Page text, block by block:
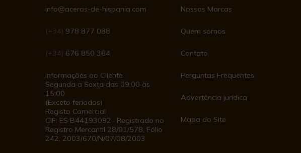
info@aceros-de-hispania.com
(+34) 978 877 088
(+34) 676 850 364
Informações ao Cliente
Segunda a Sexta das 09:00 às
15:00
(Exceto feriados)
Registo Comercial
CIF: ES B44193092 · Registrado no
Registro Mercantil 28/01/578, Fólio
242, 2003/670/N/07/08/2003
Nossas Marcas
Quem somos
Contato
Perguntas Frequentes
Advertência jurídica
Mapa do Site